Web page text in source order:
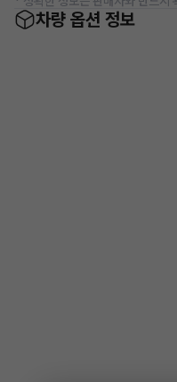
차량 옵션 정보